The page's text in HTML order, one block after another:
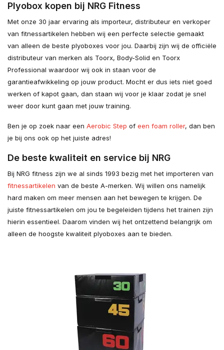
Plyobox kopen bij NRG Fitness
Met onze 30 jaar ervaring als importeur, distributeur en verkoper
van fitnessartikelen hebben wij een perfecte selectie gemaakt
van alleen de beste plyoboxes voor jou. Daarbij zijn wij de officiële
distributeur van merken als Toorx, Body-Solid en Toorx
Professional waardoor wij ook in staan voor de
garantieafwikkeling op jouw product. Mocht er dus iets niet goed
werken of kapot gaan, dan staan wij voor je klaar zodat je snel
weer door kunt gaan met jouw training.
Ben je op zoek naar een Aerobic Step of een foam roller, dan ben
je bij ons ook op het juiste adres!
De beste kwaliteit en service bij NRG
Bij NRG fitness zijn we al sinds 1993 bezig met het importeren van
fitnessartikelen van de beste A-merken. Wij willen ons namelijk
hard maken om meer mensen aan het bewegen te krijgen. De
juiste fitnessartikelen om jou te begeleiden tijdens het trainen zijn
hierin essentieel. Daarom vinden wij het ontzettend belangrijk om
alleen de hoogste kwaliteit plyoboxes aan te bieden.